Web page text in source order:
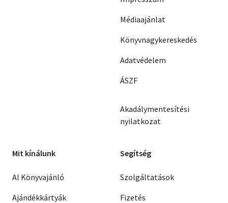
Médiaajánlat
Könyvnagykereskedés
Adatvédelem
ÁSZF
Akadálymentesítési
nyilatkozat
Mit kínálunk
AI Könyvajánló
Ajándékkártyák
Segítség
Szolgáltatások
Fizetés